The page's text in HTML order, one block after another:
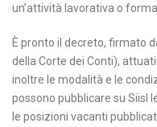
un’attività lavorativa o
È pronto il decreto, firmato
della Corte dei Conti),
inoltre le modalità e le
possono pubblicare su Siisl
le posizioni vacanti